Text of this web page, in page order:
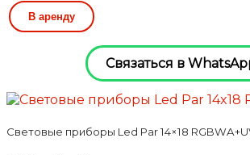
В аренду
Связаться в
Световые приборы Led Par 14×18